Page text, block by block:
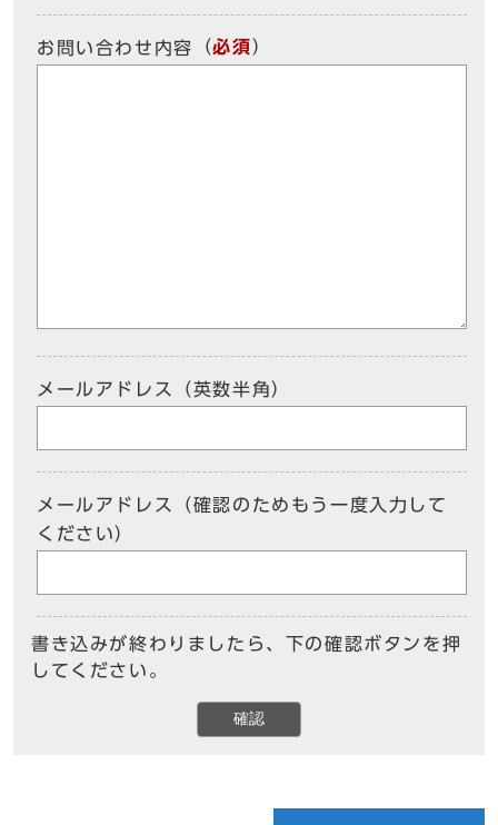
お問い合わせ内容 （必須）
メールアドレス（英数半角）
メールアドレス（確認のためもう一度入力して
ください）
書き込みが終わりましたら、下の確認ボタンを押
してください。
確認